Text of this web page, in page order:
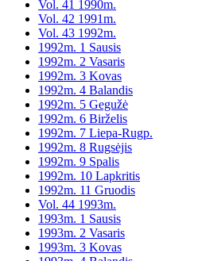
Vol. 41 1990m.
Vol. 42 1991m.
Vol. 43 1992m.
1992m. 1 Sausis
1992m. 2 Vasaris
1992m. 3 Kovas
1992m. 4 Balandis
1992m. 5 Gegužė
1992m. 6 Birželis
1992m. 7 Liepa-Rugp.
1992m. 8 Rugsėjis
1992m. 9 Spalis
1992m. 10 Lapkritis
1992m. 11 Gruodis
Vol. 44 1993m.
1993m. 1 Sausis
1993m. 2 Vasaris
1993m. 3 Kovas